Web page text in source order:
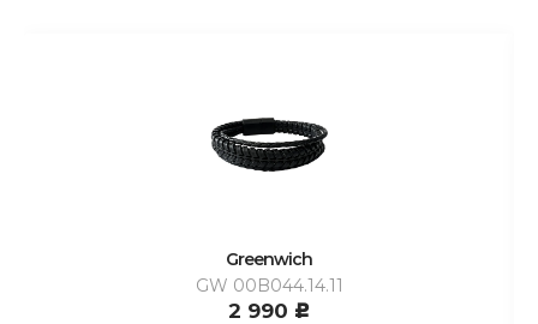
Greenwich
GW 00B044.14.11
2 990 c